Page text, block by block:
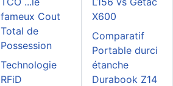
fameux Cout
Total de
Possession
Technologie
RFiD
X600
Comparatif
Portable durci
étanche
Durabook Z14